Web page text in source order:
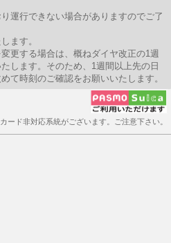
運行できない場合がありますのでご了
ます。
更する場合は、概ねダイヤ改正の1週
します。そのため、1週間以上先の日
て時刻のご確認をお願いいたします。
ード非対応系統がございます。ご注意下さい。